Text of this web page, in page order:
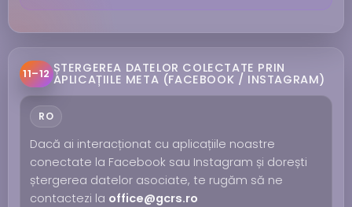
11–12 ȘTERGEREA DATELOR COLECTATE PRIN
APLICAȚIILE META (FACEBOOK / INSTAGRAM)
RO
Dacă ai interacționat cu aplicațiile noastre
conectate la Facebook sau Instagram și dorești
ștergerea datelor asociate, te rugăm să ne
contactezi la office@gcrs.ro